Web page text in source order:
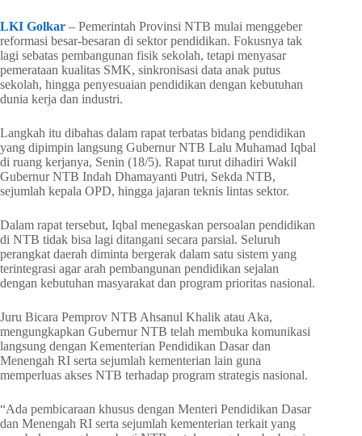
LKI Golkar – Pemerintah Provinsi NTB mulai menggeber
reformasi besar-besaran di sektor pendidikan. Fokusnya tak
lagi sebatas pembangunan fisik sekolah, tetapi menyasar
pemerataan kualitas SMK, sinkronisasi data anak putus
sekolah, hingga penyesuaian pendidikan dengan kebutuhan
dunia kerja dan industri.
Langkah itu dibahas dalam rapat terbatas bidang pendidikan
yang dipimpin langsung Gubernur NTB Lalu Muhamad Iqbal
di ruang kerjanya, Senin (18/5). Rapat turut dihadiri Wakil
Gubernur NTB Indah Dhamayanti Putri, Sekda NTB,
sejumlah kepala OPD, hingga jajaran teknis lintas sektor.
Dalam rapat tersebut, Iqbal menegaskan persoalan pendidikan
di NTB tidak bisa lagi ditangani secara parsial. Seluruh
perangkat daerah diminta bergerak dalam satu sistem yang
terintegrasi agar arah pembangunan pendidikan sejalan
dengan kebutuhan masyarakat dan program prioritas nasional.
Juru Bicara Pemprov NTB Ahsanul Khalik atau Aka,
mengungkapkan Gubernur NTB telah membuka komunikasi
langsung dengan Kementerian Pendidikan Dasar dan
Menengah RI serta sejumlah kementerian lain guna
memperluas akses NTB terhadap program strategis nasional.
“Ada pembicaraan khusus dengan Menteri Pendidikan Dasar
dan Menengah RI serta sejumlah kementerian terkait yang